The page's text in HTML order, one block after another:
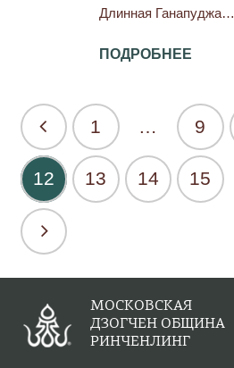
Длинная Ганапуджа…
ПОДРОБНЕЕ
1 … 9
12 13 14 15
МОСКОВСКАЯ
ДЗОГЧЕН ОБЩИНА
РИНЧЕНЛИНГ